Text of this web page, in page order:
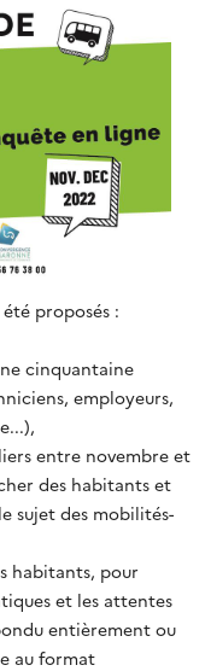
proposés :
cinquantaine
employeurs,
entre novembre et
des habitants et
sujet des mobilités-
habitants, pour
et les attentes
entièrement ou
au format